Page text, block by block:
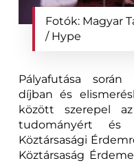
Fotók: Magyar
/ Hype
Pályafutása során
díjban és
között szerepel
tudományért és
Köztársasági
Köztársaság